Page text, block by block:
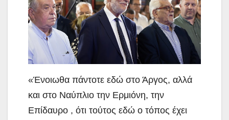
«Ένοιωθα πάντοτε εδώ στο Άργος, αλλά
και στο Ναύπλιο την Ερμιόνη, την
Επίδαυρο , ότι τούτος εδώ ο τόπος έχει